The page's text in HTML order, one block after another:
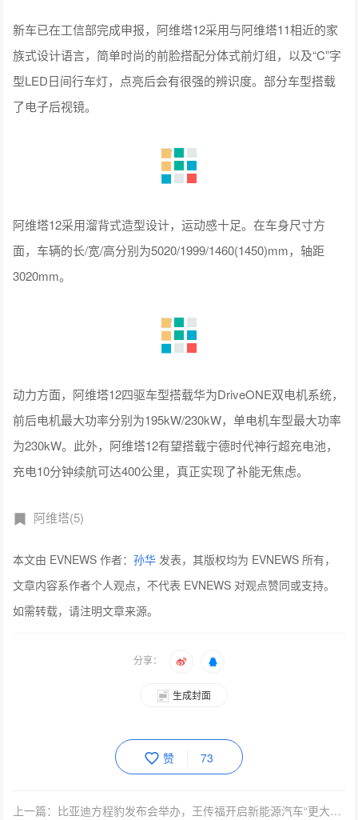
新车已在工信部完成申报，阿维塔12采用与阿维塔11相近的家
族式设计语言，简单时尚的前脸搭配分体式前灯组，以及“C”字
型LED日间行车灯，点亮后会有很强的辨识度。部分车型搭载
了电子后视镜。
阿维塔12采用溜背式造型设计，运动感十足。在车身尺寸方
面，车辆的长/宽/高分别为5020/1999/1460(1450)mm，轴距
3020mm。
动力方面，阿维塔12四驱车型搭载华为DriveONE双电机系统，
前后电机最大功率分别为195kW/230kW，单电机车型最大功率
为230kW。此外，阿维塔12有望搭载宁德时代神行超充电池，
充电10分钟续航可达400公里，真正实现了补能无焦虑。
阿维塔(5)
本文由 EVNEWS 作者：孙华 发表，其版权均为 EVNEWS 所有，
文章内容系作者个人观点，不代表 EVNEWS 对观点赞同或支持。
如需转载，请注明文章来源。
分享：
生成封面
赞 73
上一篇：比亚迪方程豹发布会举办，王传福开启新能源汽车“更大的变革”